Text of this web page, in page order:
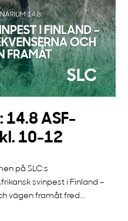
14.8 ASF-
10-12
på SLC:s
svinpest i Finland –
vägen framåt fred...